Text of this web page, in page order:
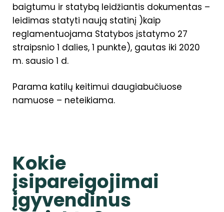
baigtumu ir statybą leidžiantis dokumentas –
leidimas statyti naują statinį )kaip
reglamentuojama Statybos įstatymo 27
straipsnio 1 dalies, 1 punkte), gautas iki 2020
m. sausio 1 d.
Parama katilų keitimui daugiabučiuose
namuose – neteikiama.
Kokie
įsipareigojimai
įgyvendinus